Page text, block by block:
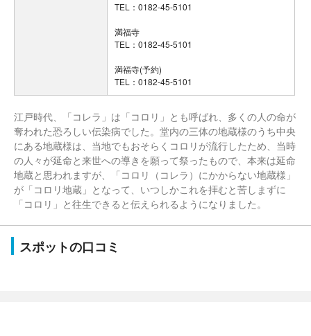
TEL：0182-45-5101
満福寺
TEL：0182-45-5101
満福寺(予約)
TEL：0182-45-5101
江戸時代、「コレラ」は「コロリ」とも呼ばれ、多くの人の命が
奪われた恐ろしい伝染病でした。堂内の三体の地蔵様のうち中央
にある地蔵様は、当地でもおそらくコロリが流行したため、当時
の人々が延命と来世への導きを願って祭ったもので、本来は延命
地蔵と思われますが、「コロリ（コレラ）にかからない地蔵様」
が「コロリ地蔵」となって、いつしかこれを拝むと苦しまずに
「コロリ」と往生できると伝えられるようになりました。
スポットの口コミ